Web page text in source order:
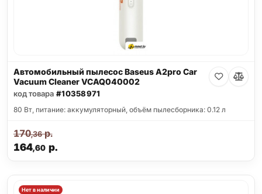
Автомобильный пылесос Baseus A2pro Car
Vacuum Cleaner VCAQ040002
код товара #10358971
80 Вт, питание: аккумуляторный, объём пылесборника: 0.12 л
164,60р.
170,36р.
Нет в наличии